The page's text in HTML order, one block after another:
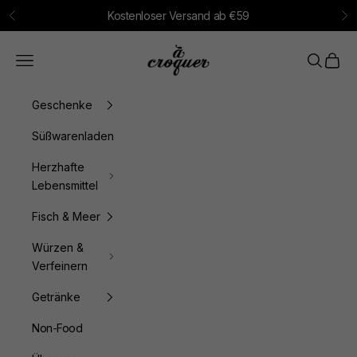
Zum Inhalt springen
Zurück Kostenloser Versand ab €59
à croquer
Menü Suchen
Geschenke
Süßwarenladen
Herzhafte
Lebensmittel
Fisch & Meer
Würzen &
Verfeinern
Getränke
Non-Food